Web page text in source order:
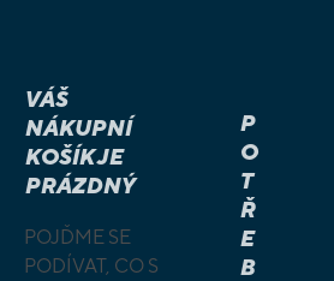
VÁŠ
NÁKUPNÍ
KOŠÍK JE
PRÁZDNÝ
POJĎME SE
PODÍVAT, CO S
P
O
T
Ř
E
B